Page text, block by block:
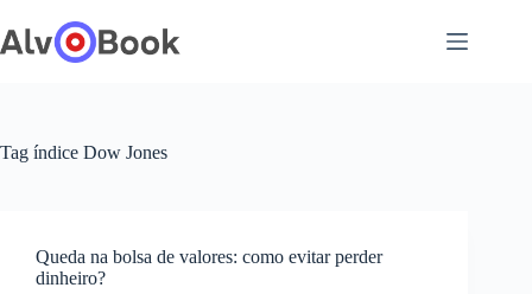
para
o
Tag índice Dow Jones
Queda na bolsa de valores: como evitar perder
dinheiro?